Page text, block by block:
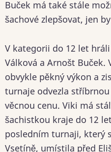
Buček má také stále
šachové zlepšovat, jen
V kategorii do 12 let
Válková a Arnošt Buček.
obvykle pěkný výkon a
turnaje odvezla
věcnou cenu. Viki má
šachistkou kraje do 12
posledním turnaji, který
Vsetíně, umístila před